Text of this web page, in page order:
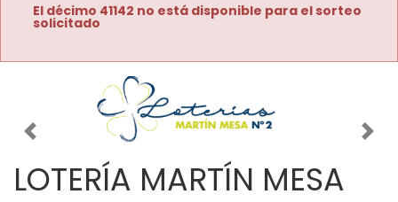
El décimo 41142 no está disponible para el sorteo
solicitado
Imagen anterior
LOTERÍA MARTÍN MESA